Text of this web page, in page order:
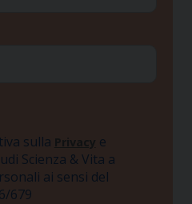
sulla Privacy e
Scienza & Vita a
ai sensi del
679